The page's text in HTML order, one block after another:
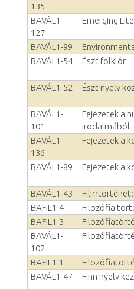
135
BAVÁL1-
127
Emerging
BAVÁL1-99
BAVÁL1-54
Észt folklór
BAVÁL1-52 Észt nyelv
BAVÁL1-
101
Fejezetek a
irodalmából
BAVÁL1-
136
Fejezetek a
BAVÁL1-89 Fejezetek a
BAVÁL1-43
BAFIL1-4
Filozófia
BAFIL1-3
BAVÁL1-
102
BAFIL1-1
BAVÁL1-47
Finn nyelv